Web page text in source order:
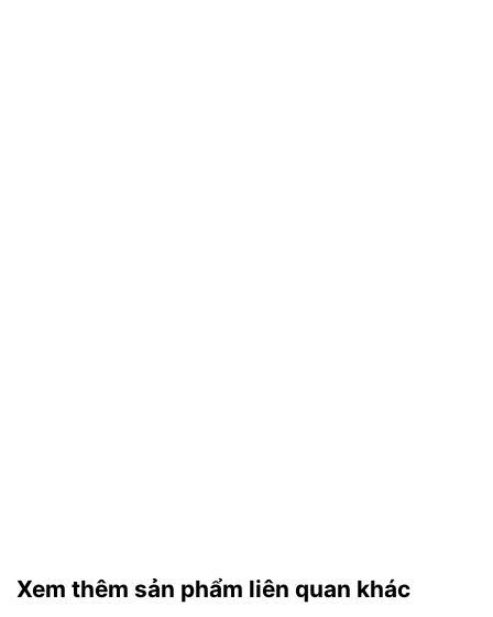
Xem thêm sản phẩm liên quan khác